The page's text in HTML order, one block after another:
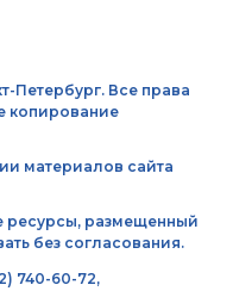
Петербург. Все права
копирование
материалов сайта
ресурсы, размещенный
без согласования.
740-60-72,